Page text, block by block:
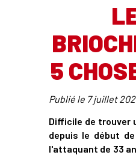
5
Publié le 7 juillet
Difficile de trouver
depuis le début
l'attaquant de 33